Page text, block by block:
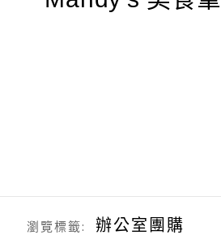
瀏覽標籤: 辦公室團購